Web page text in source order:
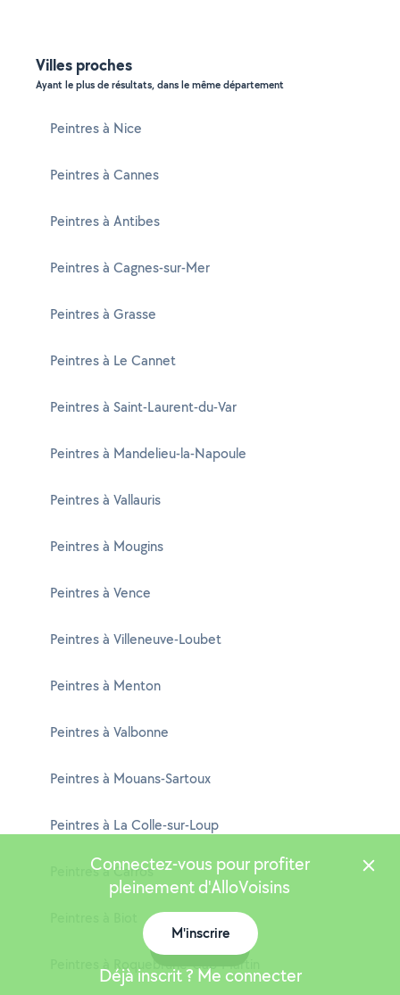
Villes proches
Ayant le plus de résultats, dans le même département
Peintres à Nice
Peintres à Cannes
Peintres à Antibes
Peintres à Cagnes-sur-Mer
Peintres à Grasse
Peintres à Le Cannet
Peintres à Saint-Laurent-du-Var
Peintres à Mandelieu-la-Napoule
Peintres à Vallauris
Peintres à Mougins
Peintres à Vence
Peintres à Villeneuve-Loubet
Peintres à Menton
Peintres à Valbonne
Peintres à Mouans-Sartoux
Peintres à La Colle-sur-Loup
Peintres à Carros
Peintres à Roquebrune-Cap-Martin
Connectez-vous pour profiter
pleinement d'AlloVoisins
M'inscrire
Déjà inscrit ? Me connecter